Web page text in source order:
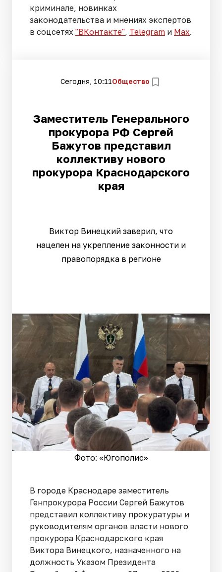
криминале, новинках
законодательства и мнениях экспертов
в соцсетях "ВКонтакте", Telegram и Max.
Сегодня, 10:11Общество
Заместитель Генерального
прокурора РФ Сергей
Бажутов представил
коллективу нового
прокурора Краснодарского
края
Виктор Винецкий заверил, что
нацелен на укрепление законности и
правопорядка в регионе
Фото: «Югополис»
В городе Краснодаре заместитель
Генпрокурора России Сергей Бажутов
представил коллективу прокуратуры и
руководителям органов власти нового
прокурора Краснодарского края
Виктора Винецкого, назначенного на
должность Указом Президента